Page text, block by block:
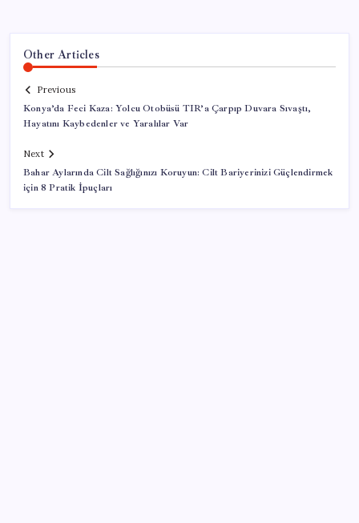
Other Articles
Previous
Konya’da Feci Kaza: Yolcu Otobüsü TIR’a Çarpıp Duvara Sıvaştı,
Hayatını Kaybedenler ve Yaralılar Var
Next
Bahar Aylarında Cilt Sağlığınızı Koruyun: Cilt Bariyerinizi Güçlendirmek
için 8 Pratik İpuçları